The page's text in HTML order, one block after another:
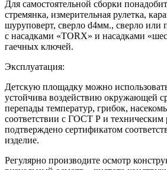
Для самостоятельной сборки
стремянка, измерительная рулетка,
шуруповерт, сверло d4мм., сверло или
с насадками «TORX» и насадками
гаечных ключей.
Эксплуатация:
Детскую площадку можно
устойчива воздействию окружающей
перепады температур, грибок,
соответствии с ГОСТ Р и техническим
подтверждено сертификатом
изделие.
Регулярно производите осмотр